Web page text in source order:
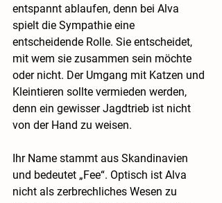
entspannt ablaufen, denn bei Alva
spielt die Sympathie eine
entscheidende Rolle. Sie entscheidet,
mit wem sie zusammen sein möchte
oder nicht. Der Umgang mit Katzen und
Kleintieren sollte vermieden werden,
denn ein gewisser Jagdtrieb ist nicht
von der Hand zu weisen.
Ihr Name stammt aus Skandinavien
und bedeutet „Fee“. Optisch ist Alva
nicht als zerbrechliches Wesen zu